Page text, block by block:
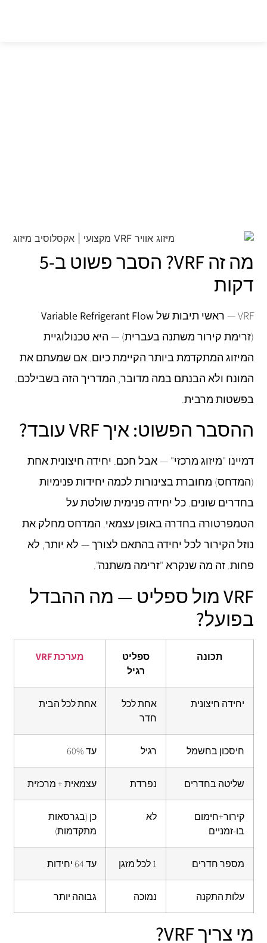
מה זה VRF? הסבר פשוט ב-5
דקות
VRF — ראשי תיבות של
Variable Refrigerant Flow
(זרימת קירור משתנה בעברית) — היא טכנולוגיית
המיזוג המתקדמת ביותר הקיימת כיום. אם שמעתם את
המונח ולא הבנתם במה מדובר, המדריך הזה בשבילכם.
בפשטות מרבית.
ההסבר הפשוט: איך VRF עובד?
דמיינו "מיזוג מרכזי" — אבל חכם. יחידה חיצונית אחת
(המדחס) מחוברת בצינורות לכמה יחידות פנימיות
בחדרים שונים. כל יחידה פנימית שולטת על
הטמפרטורה בחדרה באופן עצמאי. המדחס מחלק את
נוזל הקירור לכל יחידה בהתאם לצורך — לא יותר, לא
פחות. זה מה שנקרא "זרימה משתנה".
VRF מול ספליט — מה ההבדל
בפועל?
תכונה
ספליט
רגיל
מערכת VRF
יחידה חיצונית
אחת לכל
חדר
אחת לכל הבית
חיסכון בחשמל רגיל עד 60%
שליטה בחדרים נפרדת עצמאית + מרכזית
קירור+חימום
בו-זמניים
לא
כן (בגרסאות
מתקדמות)
מספר חדרים 1 לכל מזגן עד 64 יחידות
עלות התקנה נמוכה גבוהה יותר
מי צריך VRF?